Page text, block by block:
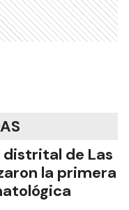
distrital de Las
la primera